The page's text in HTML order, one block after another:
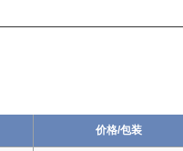
价格/包装